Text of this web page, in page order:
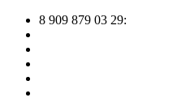
8 909 879 03 29: